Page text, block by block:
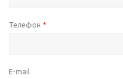
Телефон *
E-mail